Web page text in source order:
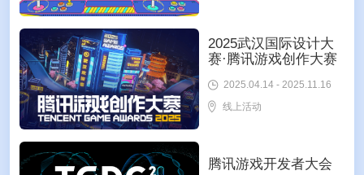
2025武汉国际设计大
赛·腾讯游戏创作大赛
2025.04.14 - 2025.11.16
线上活动
腾讯游戏开发者大会